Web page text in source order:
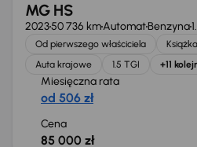
MG HS
202350 736 kmAutomatBenzyna
Od pierwszego właściciela
Auta krajowe
1.5 TGI +11
Miesięczna rata
od 506 zł
Cena
85 000 zł